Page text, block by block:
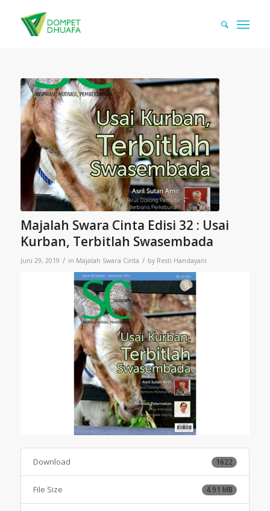
Majalah Swara Cinta Edisi 32 : Usai
Kurban, Terbitlah Swasembada
Juni 29, 2019 / in Majalah Swara Cinta / by Resti Handayani
Download 1622
File Size 4.91 MB